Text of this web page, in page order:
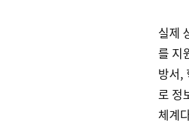
실제
를 지
방서,
로 정
체계